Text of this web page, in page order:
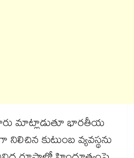
మాట్లాడుతూ భారతీయ
కుటుంబ వ్యవస్థను